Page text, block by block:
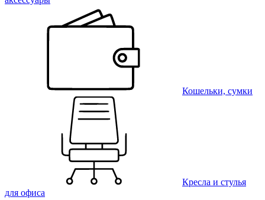
Кошельки, сумки
Кресла и стулья
для офиса